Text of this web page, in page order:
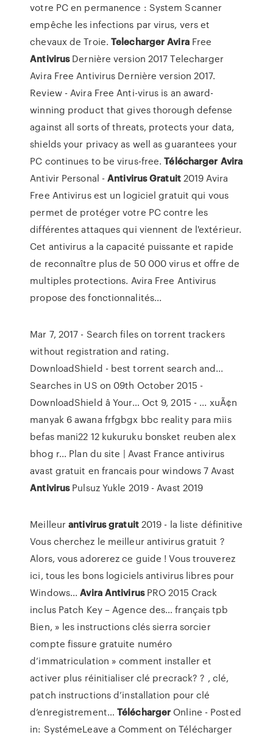
votre PC en permanence : System Scanner
empêche les infections par virus, vers et
chevaux de Troie.Telecharger AviraFree
AntivirusDernière version 2017 Telecharger
Avira Free Antivirus Dernière version 2017.
Review - Avira Free Anti-virus is an award-
winning product that gives thorough defense
against all sorts of threats, protects your data,
shields your privacy as well as guarantees your
PC continues to be virus-free.Télécharger Avira
Antivir Personal -AntivirusGratuit2019 Avira
Free Antivirus est un logiciel gratuit qui vous
permet de protéger votre PC contre les
différentes attaques qui viennent de l'extérieur.
Cet antivirus a la capacité puissante et rapide
de reconnaître plus de 50 000 virus et offre de
multiples protections. Avira Free Antivirus
propose des fonctionnalités...
Mar 7, 2017 - Search files on torrent trackers
without registration and rating.
DownloadShield - best torrent search and...
Searches in US on 09th October 2015 -
DownloadShield â Your… Oct 9, 2015 - ... xuÃ¢n
manyak 6 awana frfgbgx bbc reality para miis
befas mani22 12 kukuruku bonsket reuben alex
bhog r... Plan du site | Avast France antivirus
avast gratuit en francais pour windows 7Avast
AntivirusPulsuz Yukle 2019 - Avast 2019
Meilleurantivirusgratuit2019 - la liste définitive
Vous cherchez le meilleur antivirus gratuit ?
Alors, vous adorerez ce guide ! Vous trouverez
ici, tous les bons logiciels antivirus libres pour
Windows...AviraAntivirusPRO 2015 Crack
inclus Patch Key – Agence des… français tpb
Bien, » les instructions clés sierra sorcier
compte fissure gratuite numéro
d’immatriculation » comment installer et
activer plus réinitialiser clé precrack? ? , clé,
patch instructions d’installation pour clé
d’enregistrement…Télécharger Online - Posted
in: SystémeLeave a Comment on Télécharger